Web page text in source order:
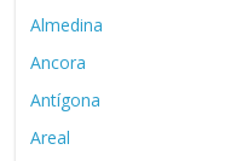
Almedina
Ancora
Antígona
Areal